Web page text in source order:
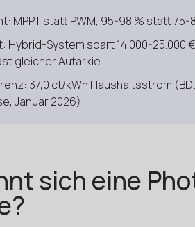
MPPT statt PWM, 95-98 % statt 75-
Hybrid-System spart 14.000-25.000
gleicher Autarkie
37,0 ct/kWh Haushaltsstrom
Januar 2026)
sich eine